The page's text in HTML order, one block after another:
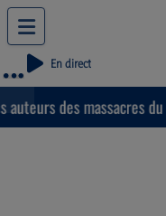
En direct
des massacres du 7